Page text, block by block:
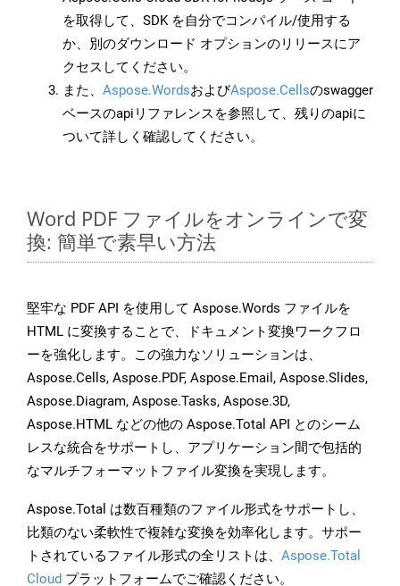
を取得して、SDK を自分でコンパイル/使用する
か、別のダウンロード オプションのリリースにア
クセスしてください。
また、 Aspose.WordsおよびAspose.Cellsのswagger
ベースのapiリファレンスを参照して、残りのapiに
ついて詳しく確認してください。
Word PDF ファイルをオンラインで変
換: 簡単で素早い方法
堅牢な PDF API を使用して Aspose.Words ファイルを
HTML に変換することで、ドキュメント変換ワークフロ
ーを強化します。この強力なソリューションは、
Aspose.Cells, Aspose.PDF, Aspose.Email, Aspose.Slides,
Aspose.Diagram, Aspose.Tasks, Aspose.3D,
Aspose.HTML などの他の Aspose.Total API とのシーム
レスな統合をサポートし、アプリケーション間で包括的
なマルチフォーマットファイル変換を実現します。
Aspose.Total は数百種類のファイル形式をサポートし、
比類のない柔軟性で複雑な変換を効率化します。サポー
トされているファイル形式の全リストは、 Aspose.Total
Cloud プラットフォームでご確認ください。